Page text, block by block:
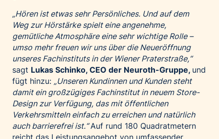
win2day
Wolt
woom bikes
Kontakt
„Hören ist etwas sehr Persönliches. Und auf dem
Weg zur Hörstärke spielt eine angenehme,
gemütliche Atmosphäre eine sehr wichtige Rolle –
umso mehr freuen wir uns überdie Neueröffnung
unseres Fachinstituts in der Wiener Praterstraße,“
sagt Lukas Schinko, CEO der Neuroth-Gruppe, und
fügt hinzu: „Unseren Kundinnen und Kunden steht
damit ein großzügiges Fachinstitut in neuem Store-
Design zur Verfügung, das mit öffentlichen
Verkehrsmitteln einfach zu erreichen und natürlich
auch barrierefrei ist.“Auf rund 180 Quadratmetern
reicht das Leistungsangebot von umfassender